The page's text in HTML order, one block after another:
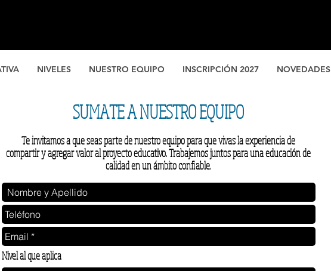
SUMATE A NUESTRO EQUIPO
Te invitamos a que seas parte de nuestro equipo para que vivas la experiencia de
compartir y agregar valor al proyecto educativo. Trabajemos juntos para una educación de
calidad en un ámbito confiable.
Nivel al que aplica
NIVELES NUESTRO EQUIPO INSCRIPCIÓN 2027 NOVEDADES